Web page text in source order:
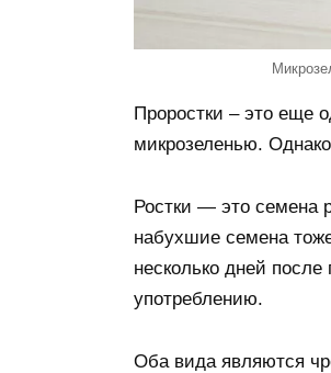
Проростки – это еще
микрозеленью.
Ростки — это семена
набухшие семена
несколько дней после
употреблению.
Оба вида являются